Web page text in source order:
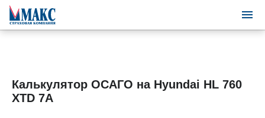
Калькулятор ОСАГО на Hyundai HL 760
XTD 7A